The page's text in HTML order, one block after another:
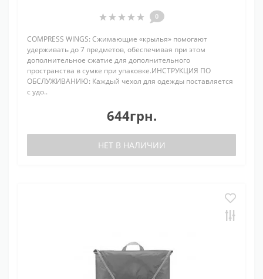
0
COMPRESS WINGS: Сжимающие «крылья» помогают
удерживать до 7 предметов, обеспечивая при этом
дополнительное сжатие для дополнительного
пространства в сумке при упаковке.ИНСТРУКЦИЯ ПО
ОБСЛУЖИВАНИЮ: Каждый чехол для одежды поставляется
с удо..
644грн.
НЕТ В НАЛИЧИИ